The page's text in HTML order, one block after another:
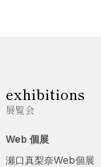
exhibitions
展覧会
Web 個展
瀬口真梨奈Web個展